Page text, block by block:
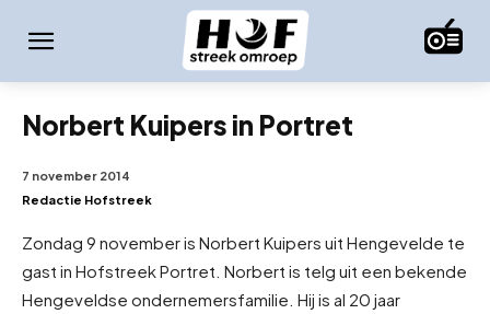
Norbert Kuipers in Portret
7 november 2014
Redactie Hofstreek
Zondag 9 november is Norbert Kuipers uit Hengevelde te
gast in Hofstreek Portret. Norbert is telg uit een bekende
Hengeveldse ondernemersfamilie. Hij is al 20 jaar